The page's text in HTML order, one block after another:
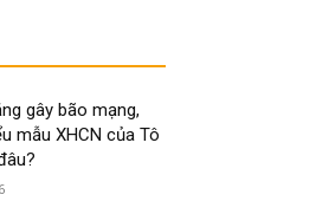
gây bão mạng,
mẫu XHCN của Tô